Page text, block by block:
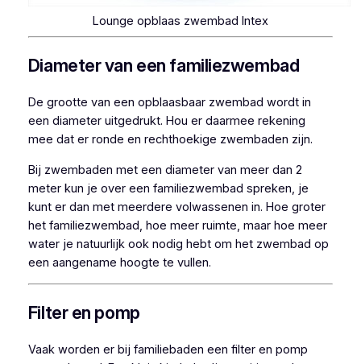
Lounge opblaas zwembad Intex
Diameter van een familiezwembad
De grootte van een opblaasbaar zwembad wordt in
een diameter uitgedrukt. Hou er daarmee rekening
mee dat er ronde en rechthoekige zwembaden zijn.
Bij zwembaden met een diameter van meer dan 2
meter kun je over een familiezwembad spreken, je
kunt er dan met meerdere volwassenen in. Hoe groter
het familiezwembad, hoe meer ruimte, maar hoe meer
water je natuurlijk ook nodig hebt om het zwembad op
een aangename hoogte te vullen.
Filter en pomp
Vaak worden er bij familiebaden een filter en pomp